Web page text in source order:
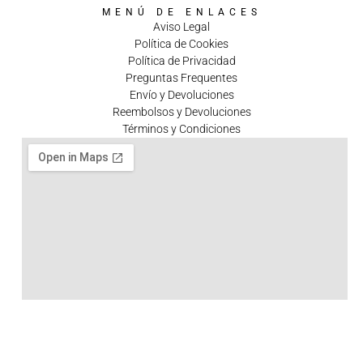
MENÚ DE ENLACES
Aviso Legal
Política de Cookies
Política de Privacidad
Preguntas Frequentes
Envío y Devoluciones
Reembolsos y Devoluciones
Términos y Condiciones